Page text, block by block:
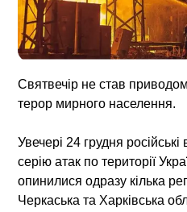
Святвечір не став
терор мирного населення.
Увечері 24 грудня
серію атак по території
опинилися одразу кілька
Черкаська та Харківська